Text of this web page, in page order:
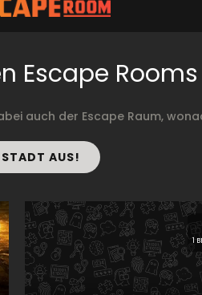
Escape Rooms
auch der Escape Raum,
AUS!
1